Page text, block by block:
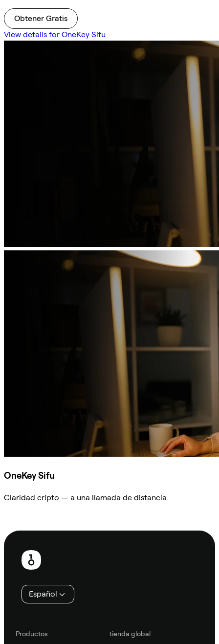
Obtener Gratis
View details for OneKey Sifu
OneKey Sifu
Claridad cripto — a una llamada de distancia.
Pie
página
Español
Productos
tienda global